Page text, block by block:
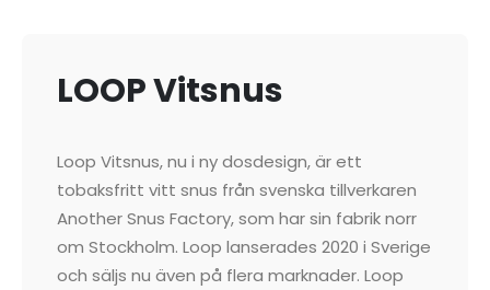
LOOP Vitsnus
Loop Vitsnus, nu i ny dosdesign, är ett
tobaksfritt vitt snus från svenska tillverkaren
Another Snus Factory, som har sin fabrik norr
om Stockholm. Loop lanserades 2020 i Sverige
och säljs nu även på flera marknader. Loop